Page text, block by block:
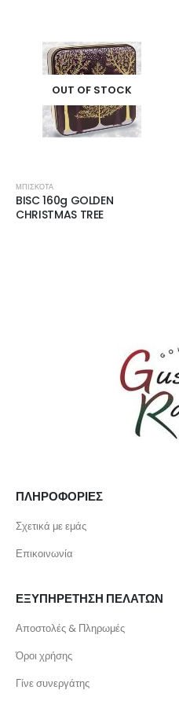
OUT OF STOCK
ΜΠΙΣΚΌΤΑ
BISC 160g GOLDEN
CHRISTMAS TREE
ΠΛΗΡΟΦΟΡΙΕΣ
Σχετικά με εμάς
Επικοινωνία
ΕΞΥΠΗΡΕΤΗΣΗ ΠΕΛΑΤΩΝ
Αποστολές & Πληρωμές
Όροι χρήσης
Γίνε συνεργάτης